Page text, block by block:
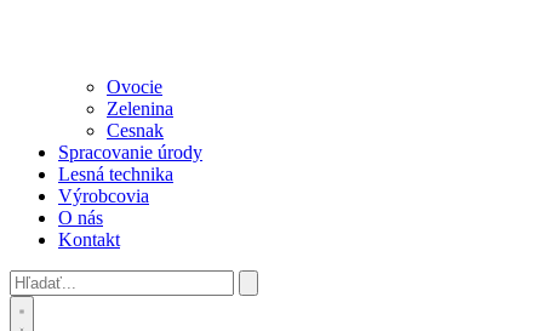
Ovocie
Zelenina
Cesnak
Spracovanie úrody
Lesná technika
Výrobcovia
O nás
Kontakt